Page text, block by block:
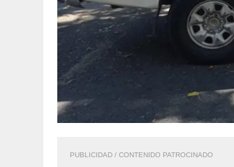
PUBLICIDAD / CONTENIDO PATROCINADO